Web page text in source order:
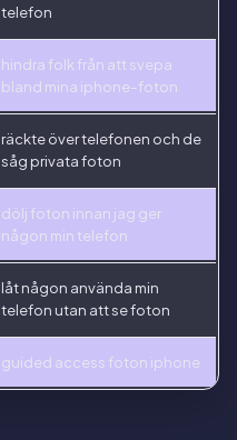
telefon
hindra folk från att svepa
bland mina iphone-foton
räckte över telefonen och de
såg privata foton
dölj foton innan jag ger
någon min telefon
låt någon använda min
telefon utan att se foton
guided access foton iphone